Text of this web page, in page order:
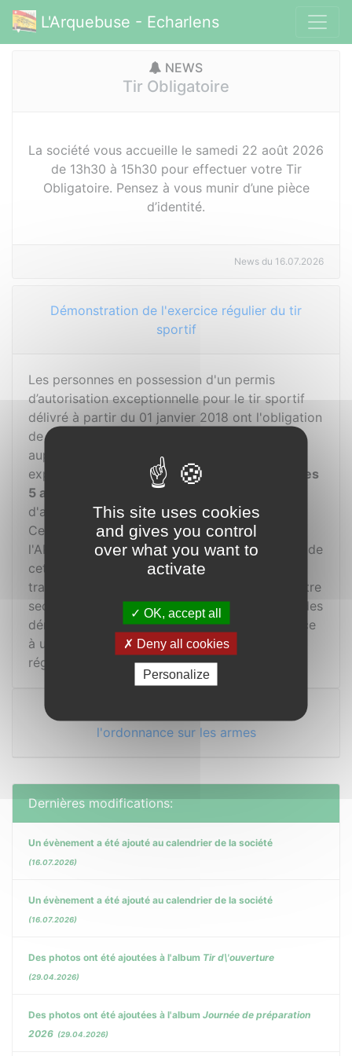
L'Arquebuse - Echarlens
NEWS
Tir Obligatoire
La société vous accueille le samedi 22 août 2026
de 13h30 à 15h30 pour effectuer votre Tir
Obligatoire. Pensez à vous munir d’une pièce
d’identité.
News du 16.07.2026
Démonstration de l'exercice régulier du tir
sportif
Les personnes en possession d'un permis
d’autorisation exceptionnelle pour le tir sportif
délivré à partir du 01 janvier 2018 ont l'obligation
de prouver l'excercice régulier du tir sportif
auprès de la "Section armes, pyrotechnie et
explosifs" (APEx) de la Police cantonale
tous les
5 ans
sous risque de se voir retirer le permis
d'acquisition.
Cependant, en début de l'année concernée,
l'APEX vous enverra un courier vous informant de
cette échéance. Dès lors, vous pourrez
transmettre ce courier à notre président ou notre
secrétaire. Nous nous chargerons par la suite des
démarches afin de légitimer votre appartenance
à une société de tir et, de ce fait, la pratique
régulière du tir sportif.
l'ordonnance sur les armes
Dernières modifications:
Un évènement a été ajouté au calendrier de la société
(16.07.2026)
Un évènement a été ajouté au calendrier de la société
(16.07.2026)
Des photos ont été ajoutées à l'album Tir d\'ouverture
(29.04.2026)
Des photos ont été ajoutées à l'album Journée de préparation
2026 (29.04.2026)
This site uses cookies
and gives you control
over what you want to
activate
OK, accept all
Deny all cookies
Personalize